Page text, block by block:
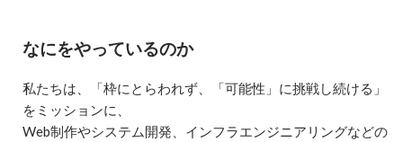
なにをやっているのか
私たちは、「枠にとらわれず、「可能性」に挑戦し続ける」
をミッションに、
Web制作やシステム開発、インフラエンジニアリングなどの